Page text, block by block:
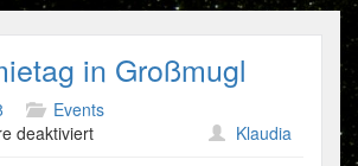
in Großmugl
Events
deaktiviertfür
Klaudia